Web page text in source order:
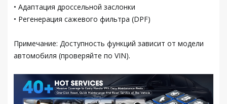
• Адаптация дроссельной заслонки
• Регенерация сажевого фильтра (DPF)
Примечание: Доступность функций зависит от модели
автомобиля (проверяйте по VIN).